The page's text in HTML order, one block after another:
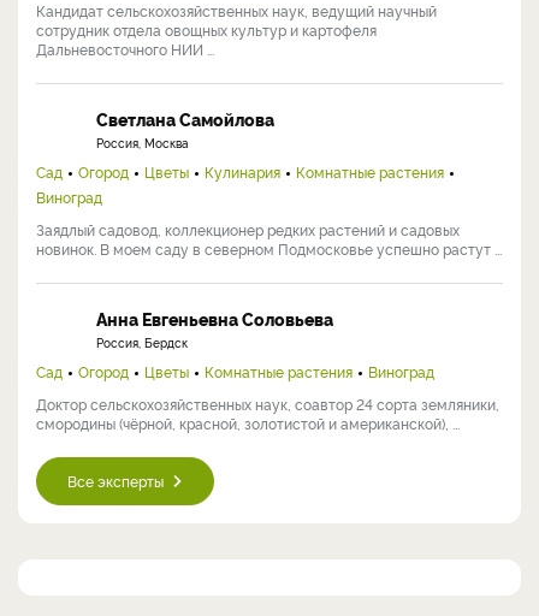
Кандидат сельскохозяйственных наук, ведущий научный
сотрудник отдела овощных культур и картофеля
Дальневосточного НИИ ...
Светлана Самойлова
Россия, Москва
Сад Огород Цветы Кулинария
Комнатные растения
Виноград
Заядлый садовод, коллекционер редких растений и садовых
новинок. В моем саду в северном Подмосковье успешно растут ...
Анна Евгеньевна Соловьева
Россия, Бердск
Сад Огород Цветы Комнатные растения
Виноград
Доктор сельскохозяйственных наук, соавтор 24 сорта земляники,
смородины (чёрной, красной, золотистой и американской), ...
Все эксперты